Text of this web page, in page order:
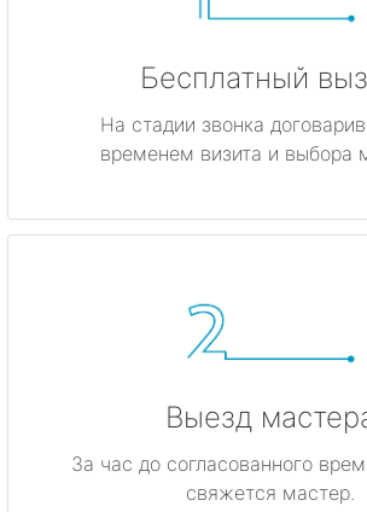
Бесплатный
На стадии звонка
временем визита и выбора
Выезд
За час до согласованного
свяжется мастер.